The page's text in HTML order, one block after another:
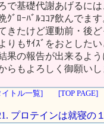
で基礎代謝あげるに
ｸﾞﾛｰﾊﾞﾙｺｺｱ飲んでま
きたけど運動前・後
りもｻｲｽﾞをおとした
果の報告が出来るよ
らもよろしく御願いし
イトル一覧] [TOP PAGE]
プロテインは就寝の